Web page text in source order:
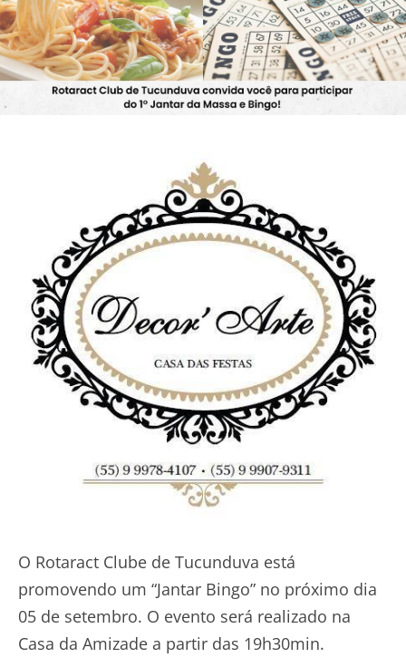
O Rotaract Clube de Tucunduva está
promovendo um “Jantar Bingo” no próximo dia
05 de setembro. O evento será realizado na
Casa da Amizade a partir das 19h30min.